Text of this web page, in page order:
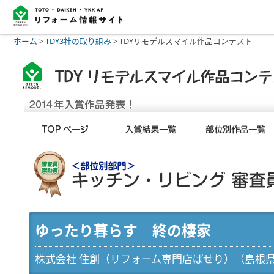
ホーム >TDY3社の取り組み >TDYリモデルスマイル作品コンテスト
ゆったり暮らす 終の棲家
株式会社 住創（リフォーム専門店ぱせり）（島根